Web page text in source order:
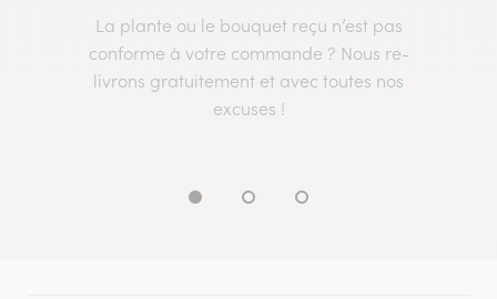
La plante ou le bouquet reçu n’est pas
conforme à votre commande ? Nous re-
livrons gratuitement et avec toutes nos
excuses !